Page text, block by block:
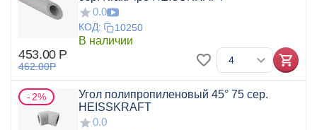
0.0
КОД: 10250
В наличии
453.00 Р
462.00Р
2%
Угол полипропиленовый 45° 75 сер.
HEISSKRAFT
0.0